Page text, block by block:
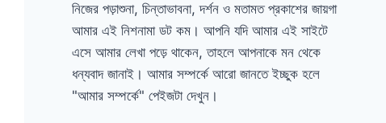
নিজের পড়াশুনা, চিন্তাভাবনা, দর্শন ও মতামত প্রকাশের জায়গা
আমার এই নিশনামা ডট কম। আপনি যদি আমার এই সাইটে
এসে আমার লেখা পড়ে থাকেন, তাহলে আপনাকে মন থেকে
ধন্যবাদ জানাই। আমার সম্পর্কে আরো জানতে ইচ্ছুক হলে
"আমার সম্পর্কে" পেইজটা দেখুন।